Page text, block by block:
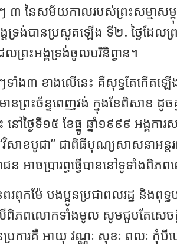
ៗ ៣ នៃសម័យកាលរបស់ព្រះសម្មាស
ង្គទ្រង់បានប្រសូតឡើង ទី២. ថ្ងៃដែល
លព្រះអង្គទ្រង់ចូលបរិនិព្វាន។
ទាំង៣ ខាងលើនេះ គឺសុទ្ធតែកើតឡើ
ព្រះច័ន្ទពេញវង់ ក្នុងខែពិសាខ ដូចគ្
នៅថ្ងៃទី១៥ ខែធ្នូ ឆ្នាំ១៩៩៩ អង្គក
ាខបូជា” ជាពិធីបុណ្យសាសនាអន្តរជ
អាចប្រារព្ធធ្វើបាននៅទូទាំងពិ
ពុកម៉ែ បងប្អូនប្រជាពលរដ្ឋ និងពុទ្ធ
ពិភពលោកទាំងមូល សូមជួបតែសេចក្
ប្រការគឺ អាយុ វណ្ណៈ សុខៈ ពលៈ កុំ